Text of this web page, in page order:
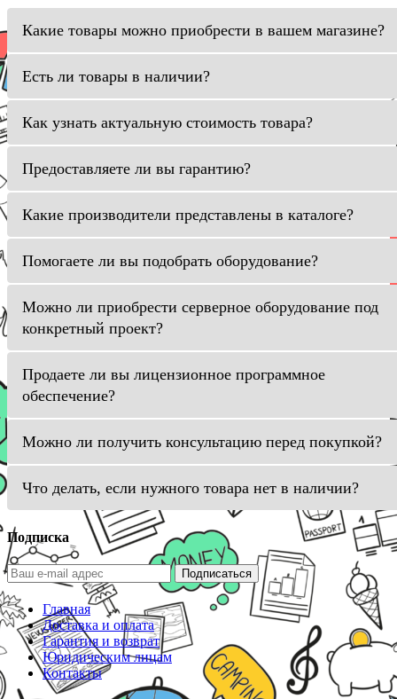
Какие товары можно приобрести в вашем магазине?
Есть ли товары в наличии?
Как узнать актуальную стоимость товара?
Предоставляете ли вы гарантию?
Какие производители представлены в каталоге?
Помогаете ли вы подобрать оборудование?
Можно ли приобрести серверное оборудование под
конкретный проект?
Продаете ли вы лицензионное программное
обеспечение?
Можно ли получить консультацию перед покупкой?
Что делать, если нужного товара нет в наличии?
Подписка
Подписаться
Главная
Доставка и оплата
Гарантия и возврат
Юридическим лицам
Контакты